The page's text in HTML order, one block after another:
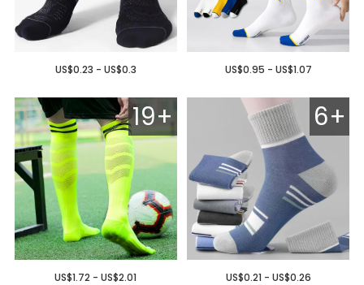
US$0.23 - US$0.3 US$0.95 - US$1.07
19+
US$1.72 - US$2.01
6+
US$0.21 - US$0.26